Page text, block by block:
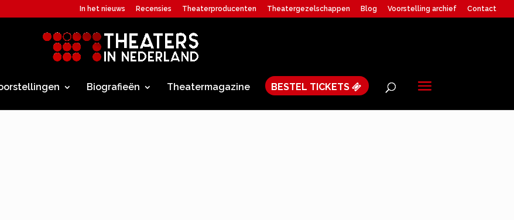
In het nieuws Recensies Theaterproducenten Theatergezelschappen Blog Voorstelling archief Contact
Biografieën Theatermagazine BESTEL TICKETS